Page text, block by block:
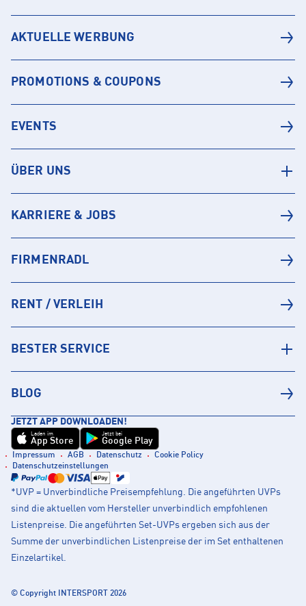
AKTUELLE WERBUNG
PROMOTIONS & COUPONS
EVENTS
ÜBER UNS
KARRIERE & JOBS
FIRMENRADL
RENT / VERLEIH
BESTER SERVICE
BLOG
JETZT APP DOWNLOADEN!
Laden im
App Store
Jetzt bei
Google Play
Impressum AGB Datenschutz
Cookie Policy
Datenschutzeinstellungen
*UVP = Unverbindliche Preisempfehlung. Die angeführten UVPs
sind die aktuellen vom Hersteller unverbindlich empfohlenen
Listenpreise. Die angeführten Set-UVPs ergeben sich aus der
Summe der unverbindlichen Listenpreise der im Set enthaltenen
Einzelartikel.
© Copyright INTERSPORT 2026